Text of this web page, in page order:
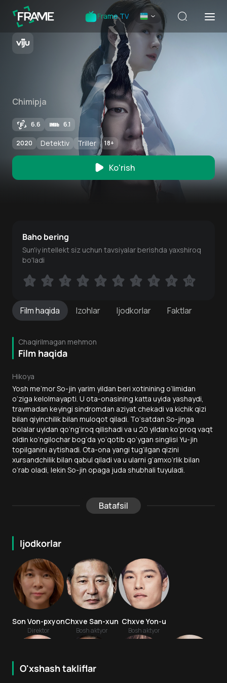
Frame TV
Chimipja
6.6 6.1
2020 Detektiv Triller 18+
Ko'rish
Filmhaqida Izohlar Ijodkorlar Faktlar
Chaqirilmagan mehmon
Film haqida
Hikoya
Yosh me’mor So-jin yarim yildan beri xotinining o‘limidan
o‘ziga kelolmayapti. U ota-onasining katta uyida yashaydi,
travmadan keyingi sindromdan aziyat chekadi va kichik qizi
bilan qiyinchilik bilan muloqot qiladi. To‘satdan So-jinga
bolalar uyidan qo‘ng‘iroq qilishadi va u 20 yildan ko‘proq vaqt
oldin ko‘ngilochar bog‘da yo‘qotib qo‘ygan singlisi Yu-jin
topilganini aytishadi. Ota-ona yangi tug‘ilgan qizini
xursandchilik bilan qabul qiladi va u ularni g‘amxo‘rlik bilan
o‘rab oladi, lekin So-jin opaga juda shubhali tuyuladi.
Batafsil
Ijodkorlar
Son Von-pxyon
Direktor
Chxve San-xun
Bosh aktyor
Chxve Yon-u
Bosh aktyor
Baho bering
Sun'iy intellekt siz uchun tavsiyalar berishda yaxshiroq
bo'ladi
1 2 3 4 5 6 7 8 9 10
1 2 3 4 5 6 7 8 9 10
O'xshash takliflar
18 + 6.8